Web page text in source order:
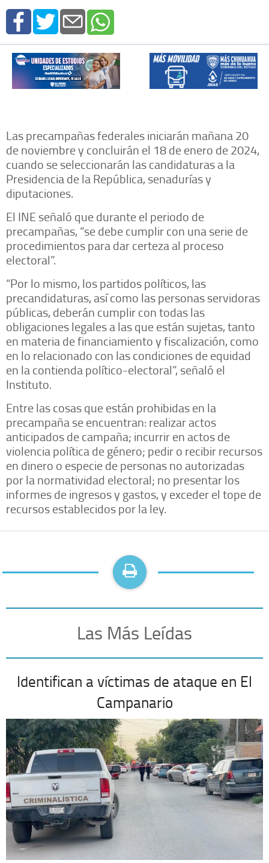
Las precampañas federales iniciarán mañana 20
de noviembre y concluirán el 18 de enero de 2024,
cuando se seleccionarán las candidaturas a la
Presidencia de la República, senadurías y
diputaciones.
El INE señaló que durante el periodo de
precampañas, “se debe cumplir con una serie de
procedimientos para dar certeza al proceso
electoral”.
“Por lo mismo, los partidos políticos, las
precandidaturas, así como las personas servidoras
públicas, deberán cumplir con todas las
obligaciones legales a las que están sujetas, tanto
en materia de financiamiento y fiscalización, como
en lo relacionado con las condiciones de equidad
en la contienda político-electoral”, señaló el
Instituto.
Entre las cosas que están prohibidas en la
precampaña se encuentran: realizar actos
anticipados de campaña; incurrir en actos de
violencia política de género; pedir o recibir recursos
en dinero o especie de personas no autorizadas
por la normatividad electoral; no presentar los
informes de ingresos y gastos, y exceder el tope de
recursos establecidos por la ley.
Las Más Leídas
Identifican a víctimas de ataque en El
Campanario